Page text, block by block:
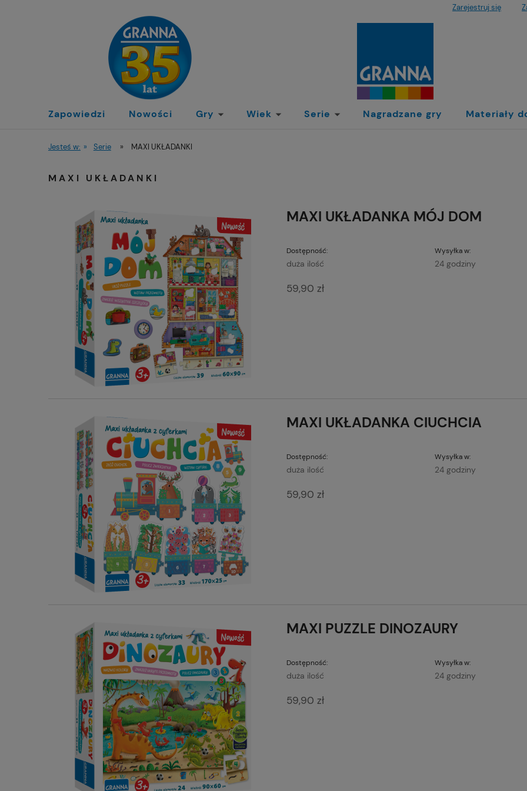
Zarejestruj się
Zapowiedzi Nowości Gry Wiek Serie Nagradzane gry Materiały
Jesteś w: » Serie » MAXI UKŁADANKI
MAXI UKŁADANKI
MAXI UKŁADANKA MÓJ DOM
Dostępność:
duża ilość
Wysyłka w:
24 godziny
59,90 zł
MAXI UKŁADANKA CIUCHCIA
Dostępność:
duża ilość
Wysyłka w:
24 godziny
59,90 zł
MAXI PUZZLE DINOZAURY
Dostępność:
duża ilość
Wysyłka w:
24 godziny
59,90 zł